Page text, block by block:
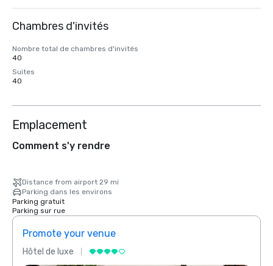
Chambres d'invités
Nombre total de chambres d'invités
40
Suites
40
Emplacement
Comment s'y rendre
Distance from airport 29 mi
Parking dans les environs
Parking gratuit
Parking sur rue
Promote your venue
Hôtel de luxe